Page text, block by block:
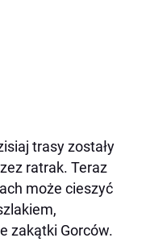
trasy zostały
ratrak. Teraz
może cieszyć
zakątki Gorców.